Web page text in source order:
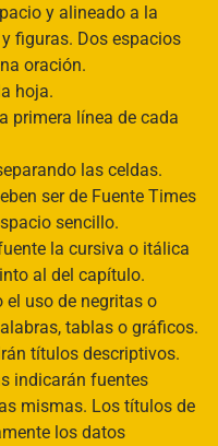
y alineado a la
figuras. Dos espacios
oración.
hoja.
primera línea de cada
las celdas.
ser de Fuente Times
sencillo.
la cursiva o itálica
al del capítulo.
uso de negritas o
tablas o gráficos.
títulos descriptivos.
indicarán fuentes
mismas. Los títulos de
los datos